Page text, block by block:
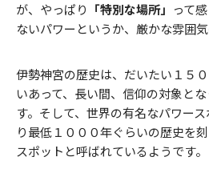
が、やっぱり 「特別な場所」 って
ないパワーというか、厳かな雰囲気
伊勢神宮の歴史は、だいたい１５
いあって、長い間、信仰の対象と
す。そして、世界の有名なパワー
り最低１０００年ぐらいの歴史を
スポットと呼ばれているようです。